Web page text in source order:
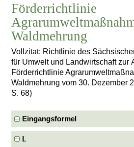
Förderrichtlinie
Waldmehrung
Vollzitat: Richtlinie des
für Umwelt und Landwirtschaft zur
Förderrichtlinie
Waldmehrung vom 30. Dezember
S. 68)
Eingangsformel
I.